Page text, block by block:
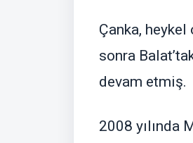
Çanka,
sonra
devam etmiş.
2008 yılında